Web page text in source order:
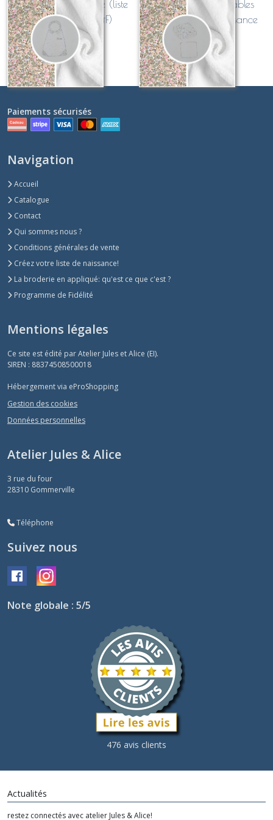
Bavoir à col claudine (liste
de naissance M&F)
Sur demande
Lot de lingettes lavables
Liberty (liste de naissance
M&F)
€
Paiements sécurisés
Navigation
Accueil
Catalogue
Contact
Qui sommes nous ?
Conditions générales de vente
Créez votre liste de naissance!
La broderie en appliqué: qu'est ce que c'est ?
Programme de Fidélité
Mentions légales
Ce site est édité par Atelier Jules et Alice (EI).
SIREN : 88374508500018
Hébergement via eProShopping
Gestion des cookies
Données personnelles
Atelier Jules & Alice
3 rue du four
28310 Gommerville
Téléphone
Suivez nous
Note globale : 5/5
476 avis clients
Actualités
restez connectés avec atelier Jules & Alice!